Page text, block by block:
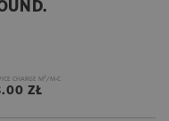
CHARGE M2 /M-C
ZŁ